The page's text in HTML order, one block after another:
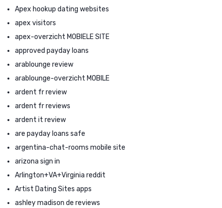
Apex hookup dating websites
apex visitors
apex-overzicht MOBIELE SITE
approved payday loans
arablounge review
arablounge-overzicht MOBILE
ardent fr review
ardent fr reviews
ardent it review
are payday loans safe
argentina-chat-rooms mobile site
arizona sign in
Arlington+VA+Virginia reddit
Artist Dating Sites apps
ashley madison de reviews